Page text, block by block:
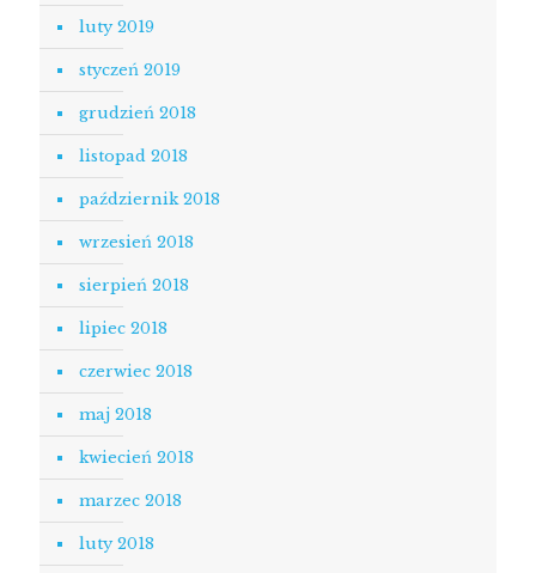
luty 2019
styczeń 2019
grudzień 2018
listopad 2018
październik 2018
wrzesień 2018
sierpień 2018
lipiec 2018
czerwiec 2018
maj 2018
kwiecień 2018
marzec 2018
luty 2018